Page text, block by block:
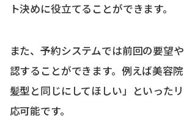
ト決めに役立てることができます。
また、予約システムでは前回の要望
認することができます。例えば美容
髪型と同じにしてほしい」といった
応可能です。